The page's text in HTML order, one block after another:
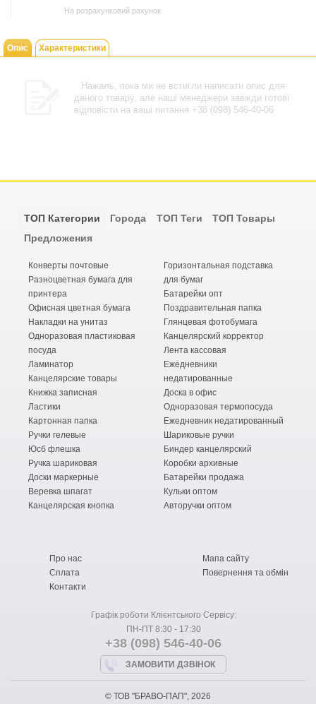
На розрахунковий рахунок
Опис Характеристики
Нажаль, пока ми не встигли написати опис для
даного товару, але наші менеджери завжди готові
відповісти на ваші питання +38 (098) 546-40-06
ТОП Категории Города ТОП Теги
ТОП Товары
Предложения
Конверты почтовые
Разноцветная бумага для
принтера
Офисная цветная бумага
Накладки на унитаз
Одноразовая пластиковая
посуда
Ламинатор
Канцелярские товары
Книжка записная
Горизонтальная подставка
для бумаг
Батарейки опт
Поздравительная папка
Глянцевая фотобумага
Канцелярский корректор
Лента кассовая
Ежедневники
недатированные
Доска в офис
Ластики
Картонная папка
Ручки гелевые
Юсб флешка
Ручка шариковая
Доски маркерные
Веревка шпагат
Канцелярская кнопка
Одноразовая термопосуда
Ежедневник недатированный
Шариковые ручки
Биндер канцелярский
Коробки архивные
Батарейки продажа
Кульки оптом
Авторучки оптом
Про нас
Сплата
Контакти
Мапа сайту
Повернення та обмін
Графік роботи Клієнтського Сервісу:
ПН-ПТ 8:30 - 17:30
+38 (098) 546-40-06
ЗАМОВИТИ ДЗВІНОК
© ТОВ "БРАВО-ПАП", 2026